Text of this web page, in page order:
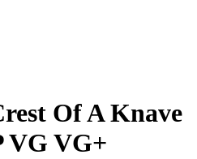
Of A Knave
VG VG+